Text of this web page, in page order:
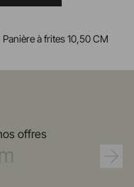
Panière à frites 10,50 CM
offres